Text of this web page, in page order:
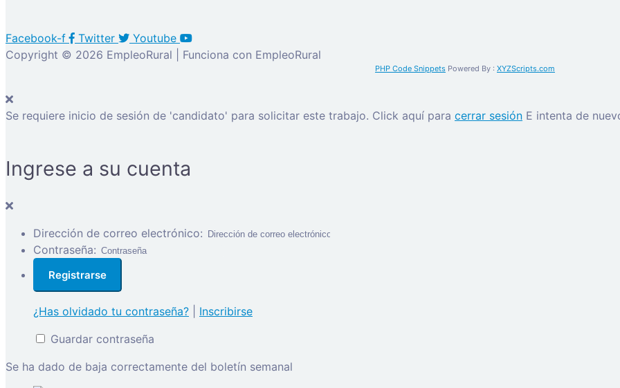
Facebook-f Twitter
Youtube
Copyright © 2026 EmpleoRural | Funciona con EmpleoRural
PHP Code Snippets Powered By : XYZScripts.com
Se requiere inicio de sesión de 'candidato' para solicitar este trabajo. Click aquí para cerrar sesión E intenta de
Ingrese a su cuenta
Dirección de correo electrónico:
Contraseña:
¿Has olvidado tu contraseña?
Inscribirse
Guardar contraseña
Se ha dado de baja correctamente del boletín semanal